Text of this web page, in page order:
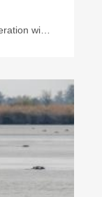
with